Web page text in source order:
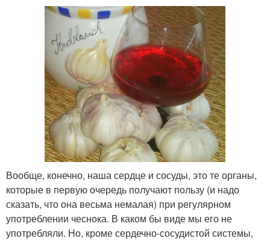
Вообще, конечно, наша сердце и сосуды, это те органы,
которые в первую очередь получают пользу (и надо
сказать, что она весьма немалая) при регулярном
употреблении чеснока. В каком бы виде мы его не
употребляли. Но, кроме сердечно-сосудистой системы,